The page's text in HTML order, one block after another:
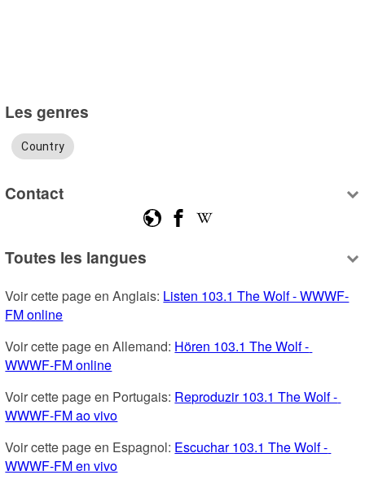
Les genres
Country
Contact
Toutes les langues
Voir cette page en Anglais: Listen 103.1 The Wolf - WWWF-
FM online
Voir cette page en Allemand: Hören 103.1 The Wolf -
WWWF-FM online
Voir cette page en Portugais: Reproduzir 103.1 The Wolf -
WWWF-FM ao vivo
Voir cette page en Espagnol: Escuchar 103.1 The Wolf -
WWWF-FM en vivo